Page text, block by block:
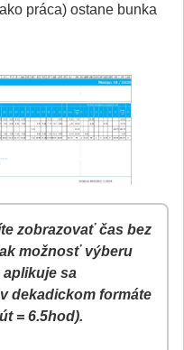
práca) ostane bunka
zobrazovať čas bez
možnosť výberu
aplikuje sa
dekadickom formáte
= 6.5hod).